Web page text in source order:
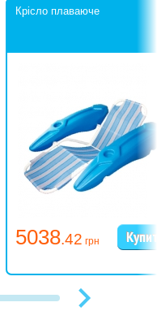
Крісло плаваюче
5038.42 грн